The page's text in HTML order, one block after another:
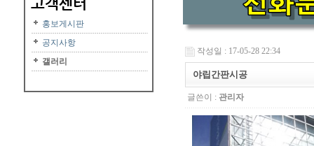
홍보게시판
공지사항
갤러리
작성일 : 17-05-28 22:34
야립간판시공
글쓴이 : 관리자